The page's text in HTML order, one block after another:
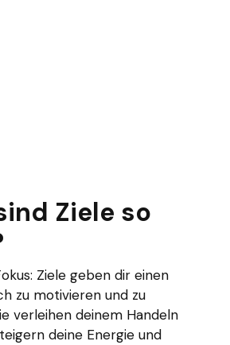
Ziele so
Ziele geben dir einen
zu motivieren und zu
verleihen deinem Handeln
deine Energie und